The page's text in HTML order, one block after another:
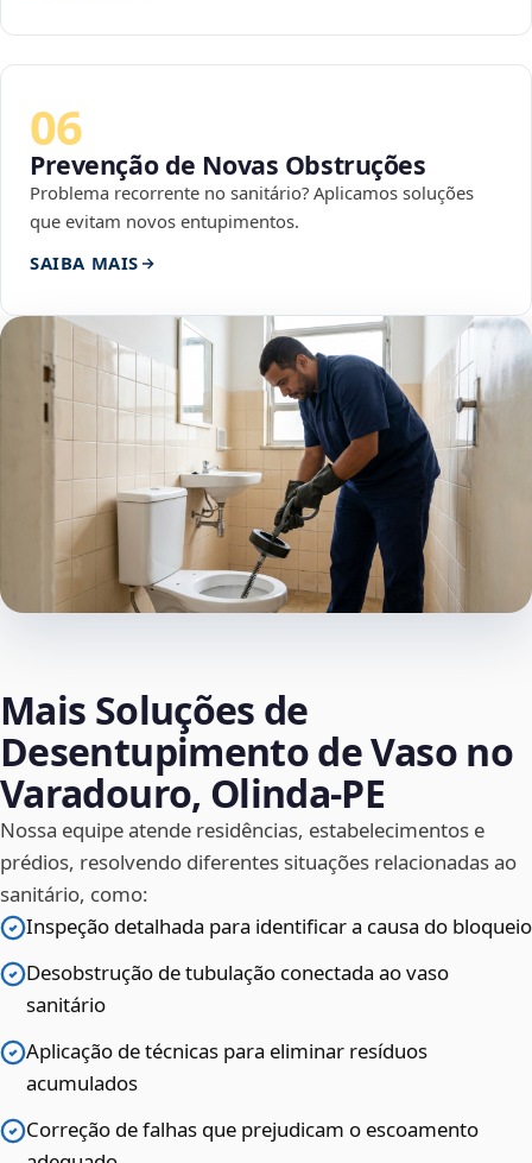
06
Prevenção de Novas Obstruções
Problema recorrente no sanitário? Aplicamos soluções
que evitam novos entupimentos.
SAIBA MAIS
Mais Soluções de
Desentupimento de Vaso no
Varadouro, Olinda‑PE
Nossa equipe atende residências, estabelecimentos e
prédios, resolvendo diferentes situações relacionadas ao
sanitário, como:
Inspeção detalhada para identificar a causa do bloqueio
Desobstrução de tubulação conectada ao vaso
sanitário
Aplicação de técnicas para eliminar resíduos
acumulados
Correção de falhas que prejudicam o escoamento